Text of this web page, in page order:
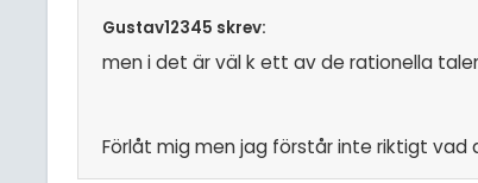
Gustav12345 skrev:
men i det är väl k ett av de rationella
Förlåt mig men jag förstår inte riktigt vad